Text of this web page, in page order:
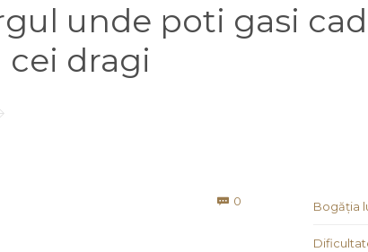
unde poti gasi
dragi
 0 Bogăția